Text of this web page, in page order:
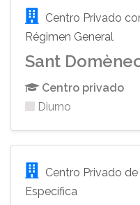
Centro Privado
Régimen General
Sant
Centro privado
Diurno
Centro Privado
Específica